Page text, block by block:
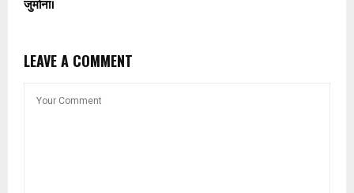
जुर्माना।
LEAVE A COMMENT